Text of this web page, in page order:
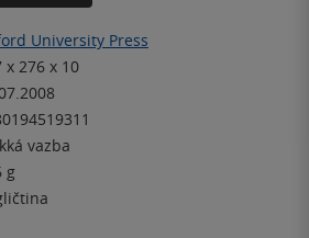
University Press
x 276 x 10
vazba
g